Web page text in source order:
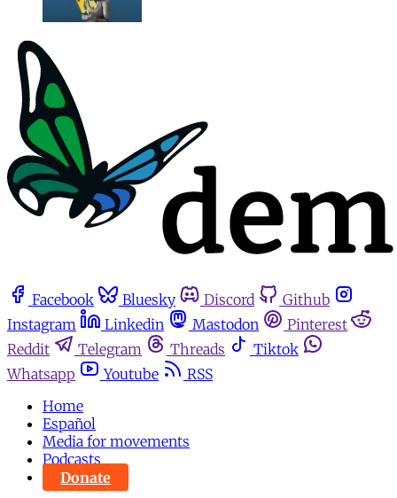
Facebook Bluesky Discord
Github
Instagram
Linkedin Mastodon
Pinterest
Reddit
Telegram Threads
Tiktok
Whatsapp
Youtube
RSS
Home
Español
Media for movements
Podcasts
Donate